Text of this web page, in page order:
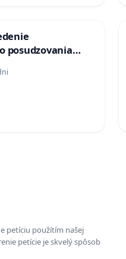
posudzovania
osôb s
typu pri prijímaní
petíciu použítím našej
petície je skvelý spôsob